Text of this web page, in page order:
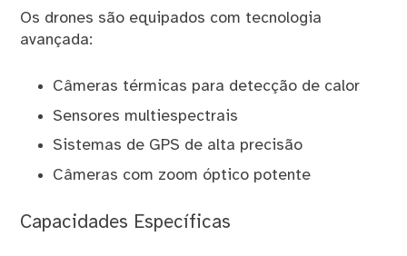
Os drones são equipados com tecnologia
avançada:
Câmeras térmicas para detecção de calor
Sensores multiespectrais
Sistemas de GPS de alta precisão
Câmeras com zoom óptico potente
Capacidades Específicas